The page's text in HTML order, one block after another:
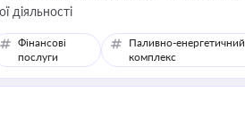
діяльності
Фінансові
послуги
Паливно-енергетичний
комплекс